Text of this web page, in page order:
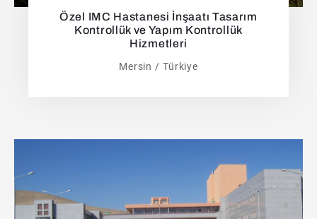
Özel IMC Hastanesi İnşaatı Tasarım
Kontrollük ve Yapım Kontrollük
Hizmetleri
Mersin / Türkiye